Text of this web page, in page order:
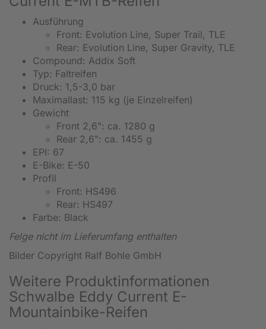
Ausführung
Front: Evolution Line, Super Trail, TLE
Rear: Evolution Line, Super Gravity, TLE
Compound: Addix Soft
Typ: Faltreifen
Druck: 1,5-3,0 bar
Maximallast: 115 kg (je Einzelreifen)
Gewicht
Front 2,6": ca. 1280 g
Rear 2,6": ca. 1455 g
EPI: 67
E-Bike: E-50
Profil
Front: HS496
Rear: HS497
Farbe: Black
Felge nicht im Lieferumfang enthalten
Bilder Copyright Ralf Bohle GmbH
Weitere Produktinformationen
Schwalbe Eddy Current E-
Mountainbike-Reifen